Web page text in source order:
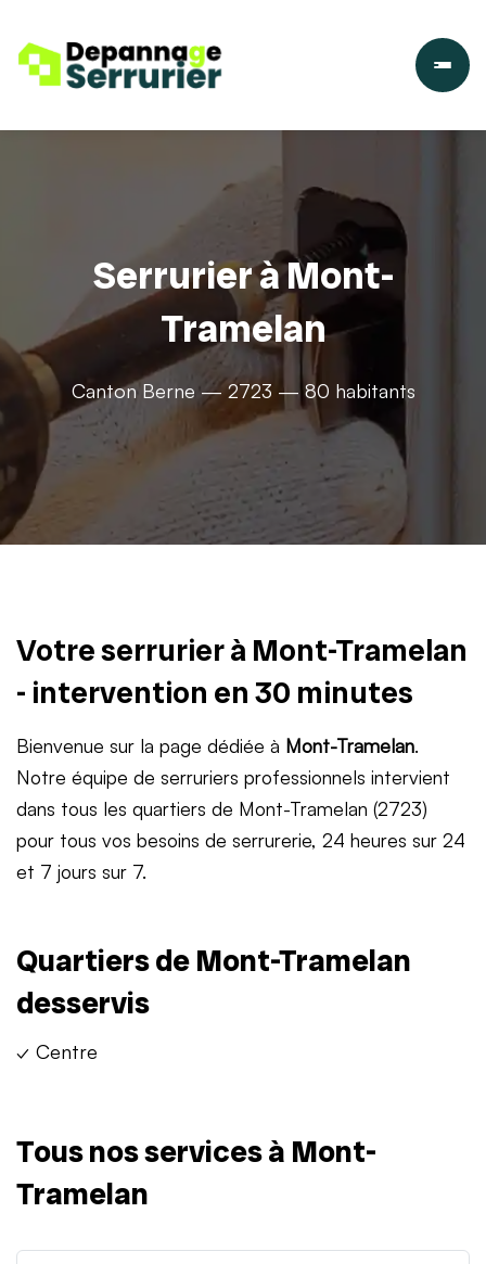
Serrurier à Mont-
Tramelan
Canton Berne — 2723 — 80 habitants
Votre serrurier à Mont-Tramelan
- intervention en 30 minutes
Bienvenue sur la page dédiée à Mont-Tramelan.
Notre équipe de serruriers professionnels intervient
dans tous les quartiers de Mont-Tramelan (2723)
pour tous vos besoins de serrurerie, 24 heures sur 24
et 7 jours sur 7.
Quartiers de Mont-Tramelan
desservis
✓ Centre
Tous nos services à Mont-
Tramelan